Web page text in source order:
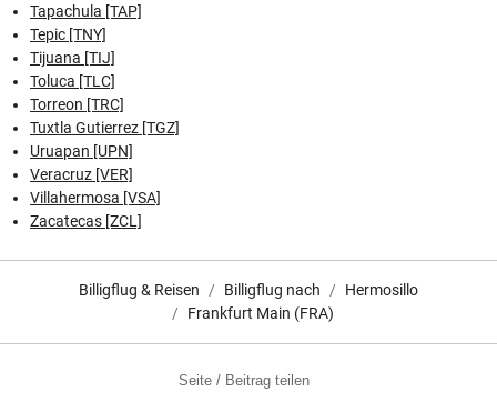
Tapachula [TAP]
Tepic [TNY]
Tijuana [TIJ]
Toluca [TLC]
Torreon [TRC]
Tuxtla Gutierrez [TGZ]
Uruapan [UPN]
Veracruz [VER]
Villahermosa [VSA]
Zacatecas [ZCL]
Billigflug & Reisen Billigflug nach
Hermosillo
Frankfurt Main (FRA)
Seite / Beitrag teilen